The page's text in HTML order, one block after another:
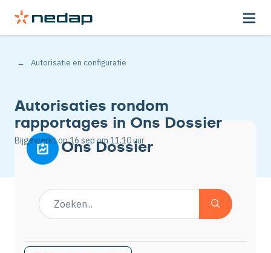
Autorisatie en configuratie
Autorisaties rondom
rapportages in Ons Dossier
Bijgewerkt op16 sep om 11.10 uur
Ons Dossier